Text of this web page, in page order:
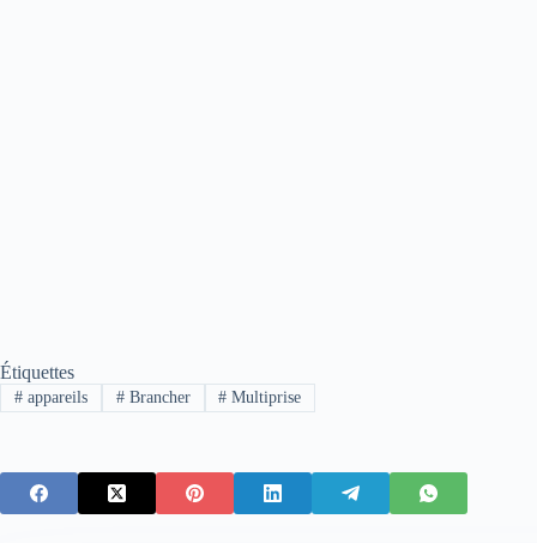
Étiquettes
#appareils #Brancher # Multiprise